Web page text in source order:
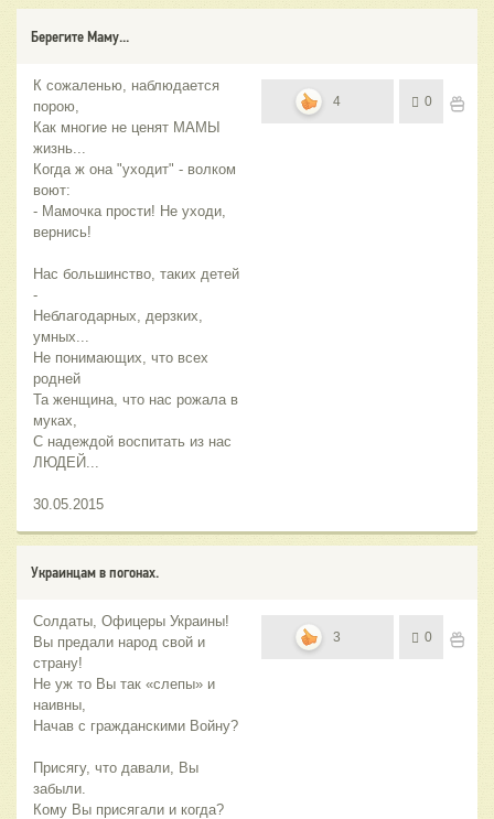
Берегите Маму...
К сожаленью, наблюдается
порою,
Как многие не ценят МАМЫ
жизнь...
Когда ж она "уходит" - волком
воют:
- Мамочка прости! Не уходи,
вернись!
Нас большинство, таких детей
-
Неблагодарных, дерзких,
умных...
Не понимающих, что всех
родней
Та женщина, что нас рожала в
муках,
С надеждой воспитать из нас
ЛЮДЕЙ...
30.05.2015
4 0
Украинцам в погонах.
Солдаты, Офицеры Украины!
Вы предали народ свой и
страну!
Не уж то Вы так «слепы» и
наивны,
Начав с гражданскими Войну?
Присягу, что давали, Вы
забыли.
Кому Вы присягали и когда?
3 0